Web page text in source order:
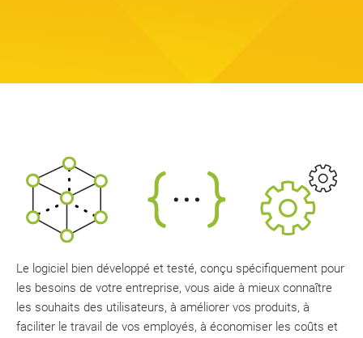
Le logiciel bien développé et testé, conçu spécifiquement pour
les besoins de votre entreprise, vous aide à mieux connaître
les souhaits des utilisateurs, à améliorer vos produits, à
faciliter le travail de vos employés, à économiser les coûts et